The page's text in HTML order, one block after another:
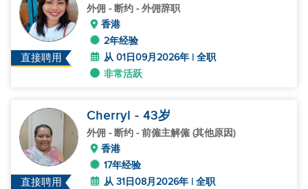
直接聘用
外佣 - 断约 - 外佣辞职
香港
2年经验
从 01日09月2026年 | 全职
非常活跃
直接聘用
Cherryl - 43岁
外佣 - 断约 - 前僱主解僱 (其他原因)
香港
17年经验
从 31日08月2026年 | 全职